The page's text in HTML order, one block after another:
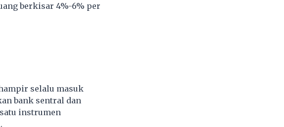
berkisar 4%-6% per
selalu masuk
bank sentral dan
instrumen